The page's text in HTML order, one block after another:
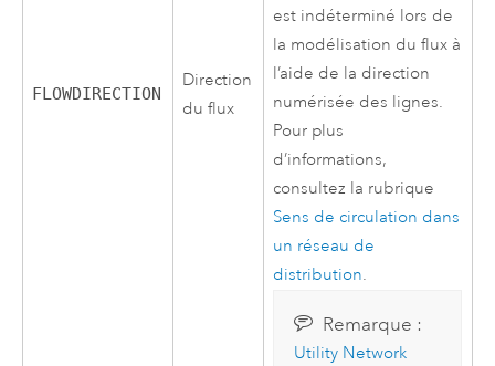
FLOWDIRECTION
Direction
du flux
est indéterminé lors de
la modélisation du flux à
l’aide de la direction
numérisée des lignes.
Pour plus
d’informations,
consultez la rubrique
Sens de circulation dans
un réseau de
distribution.
Remarque :
Utility Network